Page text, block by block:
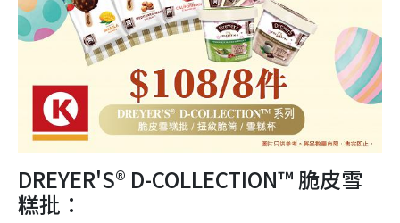
DREYER'S® D-COLLECTION™ 脆皮雪
糕批：